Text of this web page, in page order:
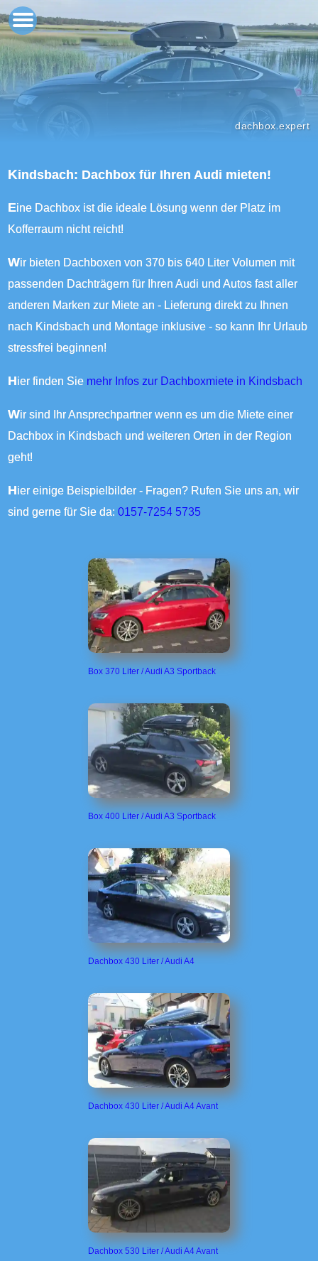
dachbox.expert
Kindsbach: Dachbox für Ihren Audi mieten!
Eine Dachbox ist die ideale Lösung wenn der Platz im
Kofferraum nicht reicht!
Wir bieten Dachboxen von 370 bis 640 Liter Volumen mit
passenden Dachträgern für Ihren Audi und Autos fast aller
anderen Marken zur Miete an - Lieferung direkt zu Ihnen
nach Kindsbach und Montage inklusive - so kann Ihr Urlaub
stressfrei beginnen!
Hier finden Sie mehr Infos zur Dachboxmiete in Kindsbach
Wir sind Ihr Ansprechpartner wenn es um die Miete einer
Dachbox in Kindsbach und weiteren Orten in der Region
geht!
Hier einige Beispielbilder - Fragen? Rufen Sie uns an, wir
sind gerne für Sie da:0157-7254 5735
Box 370 Liter / Audi A3 Sportback
Box 400 Liter / Audi A3 Sportback
Dachbox 430 Liter / Audi A4
Dachbox 430 Liter / Audi A4 Avant
Dachbox 530 Liter / Audi A4 Avant